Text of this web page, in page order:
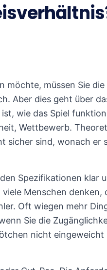
möchte, müssen Sie
Aber dies geht über
ist, wie das Spiel
Wettbewerb.
sicher sind, wonach er
Spezifikationen klar
Menschen
Oft wiegen mehr
Sie die
nicht eingeweicht